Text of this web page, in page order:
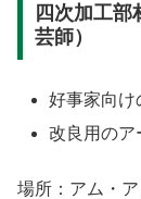
四次加工部
芸師）
好事家向け
改良用の
場所：アム・